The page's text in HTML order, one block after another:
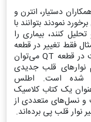
دستیار، انترن و
نمودند بتوانند با
کنند، بیماری را
فقط تغییر در قطعه
ST می‌تواند هشداردهنده باشد و یا اینکه بادقت در قطعه QT می‌توان
نوارهای قلب جدیدی
شده است. اطلس
یک کتاب کلاسیک
و نسل‌های متعددی از
نوار قلب پی برده‌اند.